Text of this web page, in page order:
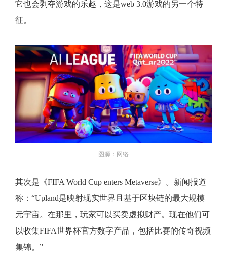
它也会剥夺游戏的乐趣，这是web 3.0游戏的另一个特
征。
图源：网络
其次是《FIFA World Cup enters Metaverse》。新闻报道
称：“Upland是映射现实世界且基于区块链的最大规模
元宇宙。在那里，玩家可以买卖虚拟财产。现在他们可
以收集FIFA世界杯官方数字产品，包括比赛的传奇视频
集锦。”